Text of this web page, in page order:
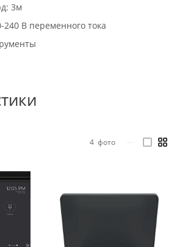
3м
240 В переменного тока
4 фото